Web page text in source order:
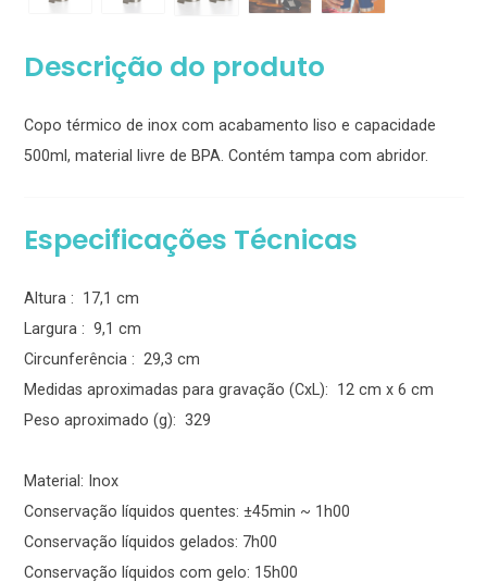
Descrição do produto
Copo térmico de inox com acabamento liso e capacidade
500ml, material livre de BPA. Contém tampa com abridor.
Especificações Técnicas
Altura : 17,1 cm
Largura : 9,1 cm
Circunferência : 29,3 cm
Medidas aproximadas para gravação (CxL): 12 cm x 6 cm
Peso aproximado (g): 329
Material: Inox
Conservação líquidos quentes: ±45min ~ 1h00
Conservação líquidos gelados: 7h00
Conservação líquidos com gelo: 15h00